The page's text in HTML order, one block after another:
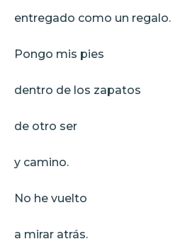
entregado como un regalo.
Pongo mis pies
dentro de los zapatos
de otro ser
y camino.
No he vuelto
a mirar atrás.